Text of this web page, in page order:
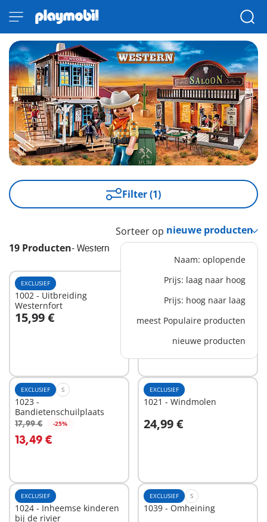
Filter (1)
19 Producten- Western
Sorteer op
Naam: oplopende
Prijs: laag naar hoog
Prijs: hoog naar laag
meest Populaire producten
nieuwe producten
EXCLUSIEF
1002 - Uitbreiding
Westernfort
15,99 €
In winkelwagen
EXCLUSIEF
1003 - Sheriff
9,99 €
In winkelwagen
EXCLUSIEF S
1023 -
Bandietenschuilplaats
17,99 € -25%
13,49 €
In winkelwagen
EXCLUSIEF
1021 - Windmolen
24,99 €
In winkelwagen
EXCLUSIEF
1024 - Inheemse kinderen
bij de rivier
EXCLUSIEF S
1039 - Omheining